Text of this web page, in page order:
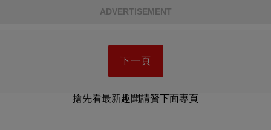
ADVERTISEMENT
下一頁
搶先看最新趣聞請贊下面專頁